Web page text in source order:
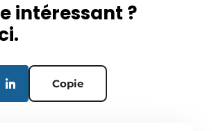
intéressant ?
Copie